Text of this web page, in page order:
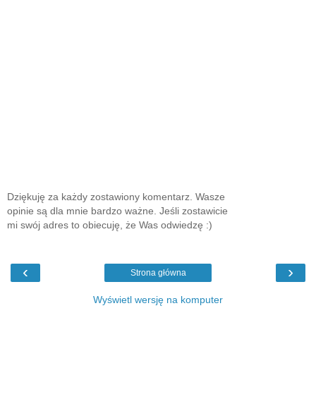
Dziękuję za każdy zostawiony komentarz. Wasze
opinie są dla mnie bardzo ważne. Jeśli zostawicie
mi swój adres to obiecuję, że Was odwiedzę :)
‹ ›
Strona główna
Wyświetl wersję na komputer